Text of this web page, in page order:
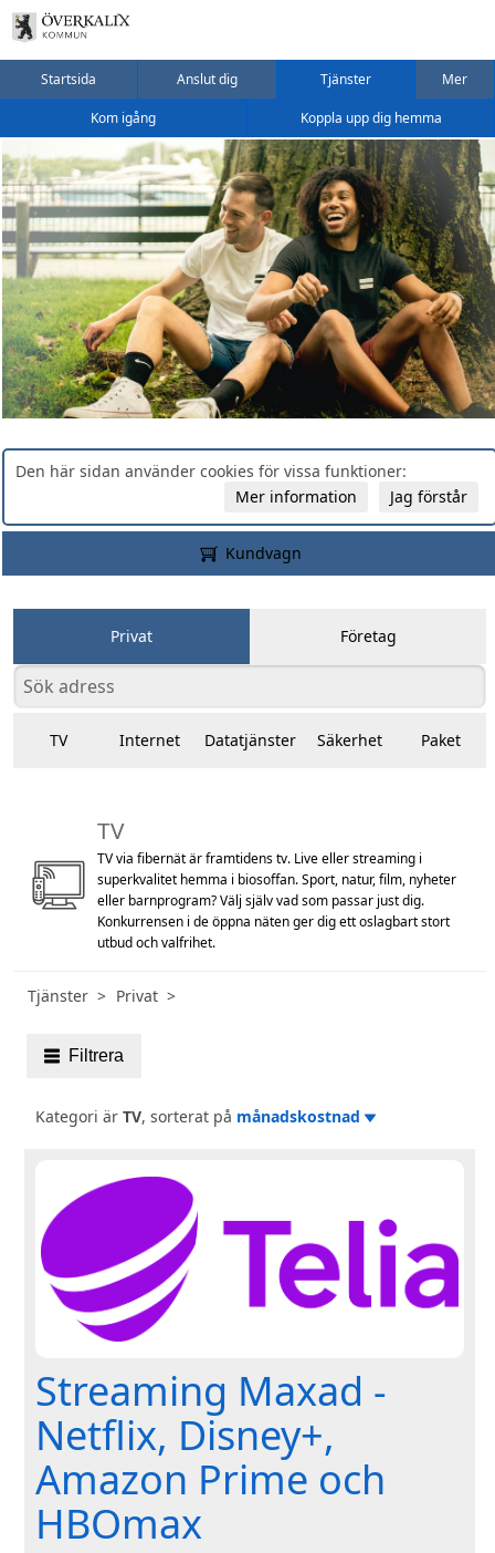
Startsida Anslut dig Tjänster Mer
Kom igång Koppla upp dig hemma
Den här sidan använder cookies för vissa funktioner:
Jag förstår
Mer information
Kundvagn
Privat Företag
TV Internet Datatjänster Säkerhet Paket
TV
TV via fibernät är framtidens tv. Live eller streaming i
superkvalitet hemma i biosoffan. Sport, natur, film, nyheter
eller barnprogram? Välj själv vad som passar just dig.
Konkurrensen i de öppna näten ger dig ett oslagbart stort
utbud och valfrihet.
Tjänster Privat
Filtrera
Kategori är TV, sorterat på månadskostnad
Streaming Maxad -
Netflix, Disney+,
Amazon Prime och
HBOmax